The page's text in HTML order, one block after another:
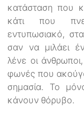
κατάσταση που
κάτι που
εντυπωσιακό,
σαν να μιλάει
λένε οι
φωνές που
σημασία. Το
κάνουν θόρυβο.